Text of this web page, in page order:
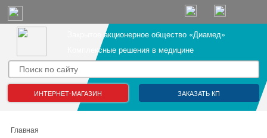
Закрытое акционерное общество «Диамед»
Комплексные решения в медицине
ИНТЕРНЕТ-МАГАЗИН ЗАКАЗАТЬ КП
Главная